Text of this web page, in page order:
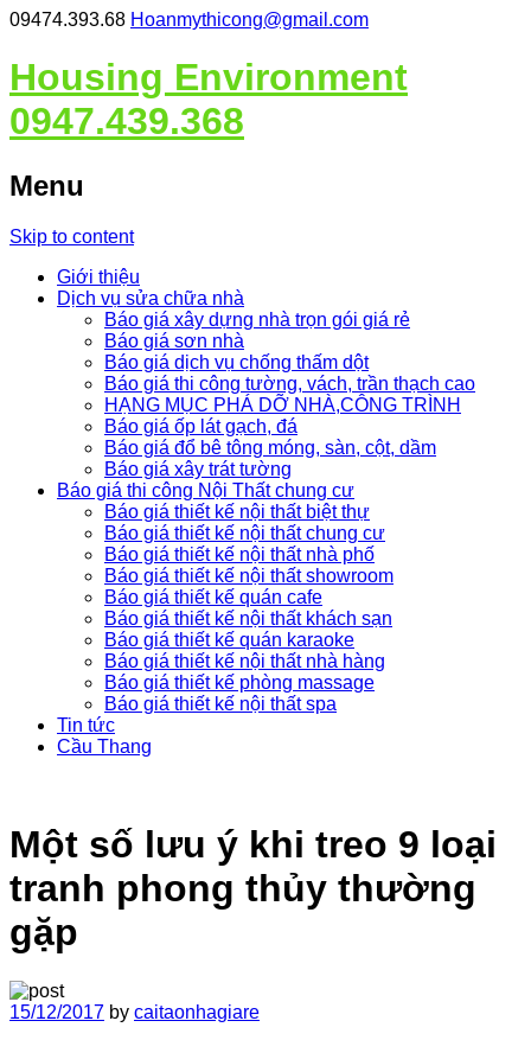
09474.393.68 Hoanmythicong@gmail.com
Housing Environment
0947.439.368
Menu
Skip to content
Giới thiệu
Dịch vụ sửa chữa nhà
Báo giá xây dựng nhà trọn gói giá rẻ
Báo giá sơn nhà
Báo giá dịch vụ chống thấm dột
Báo giá thi công tường, vách, trần thạch cao
HẠNG MỤC PHÁ DỠ NHÀ,CÔNG TRÌNH
Báo giá ốp lát gạch, đá
Báo giá đổ bê tông móng, sàn, cột, dầm
Báo giá xây trát tường
Báo giá thi công Nội Thất chung cư
Báo giá thiết kế nội thất biệt thự
Báo giá thiết kế nội thất chung cư
Báo giá thiết kế nội thất nhà phố
Báo giá thiết kế nội thất showroom
Báo giá thiết kế quán cafe
Báo giá thiết kế nội thất khách sạn
Báo giá thiết kế quán karaoke
Báo giá thiết kế nội thất nhà hàng
Báo giá thiết kế phòng massage
Báo giá thiết kế nội thất spa
Tin tức
Cầu Thang
Một số lưu ý khi treo 9 loại
tranh phong thủy thường
gặp
15/12/2017 by caitaonhagiare